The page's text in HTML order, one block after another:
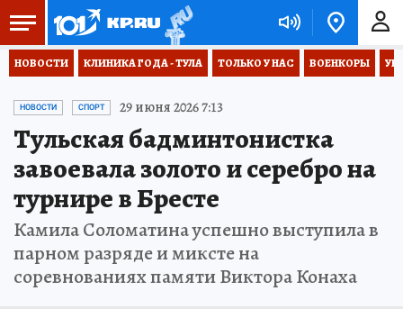
НОВОСТИ КЛИНИКА ГОДА - ТУЛА ТОЛЬКО У НАС ВОЕНКОРЫ
НОВОСТИ СПОРТ 29 июня 2026 7:13
Тульская бадминтонистка
завоевала золото и серебро на
турнире в Бресте
Камила Соломатина успешно выступила в
парном разряде и миксте на
соревнованиях памяти Виктора Конаха